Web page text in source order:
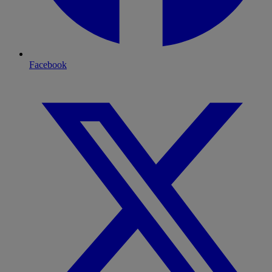
Facebook